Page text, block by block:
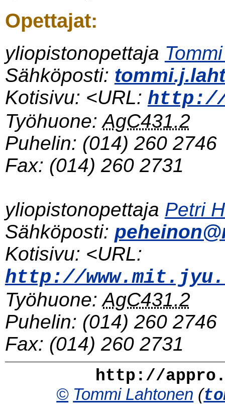
Opettajat:
yliopistonopettaja
Sähköposti:
Kotisivu: <URL: http://
Työhuone:AgC431.2
Puhelin: (014) 260 2746
Fax: (014) 260 2731
yliopistonopettaja Petri
Sähköposti:
Kotisivu: <URL:
http://
Työhuone:AgC431.2
Puhelin: (014) 260 2746
Fax: (014) 260 2731
http://
© Tommi Lahtonen (